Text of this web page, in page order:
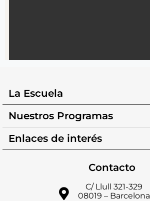
La Escuela
Nuestros Programas
Enlaces de interés
Contacto
C/ Llull 321-329
08019 – Barcelona